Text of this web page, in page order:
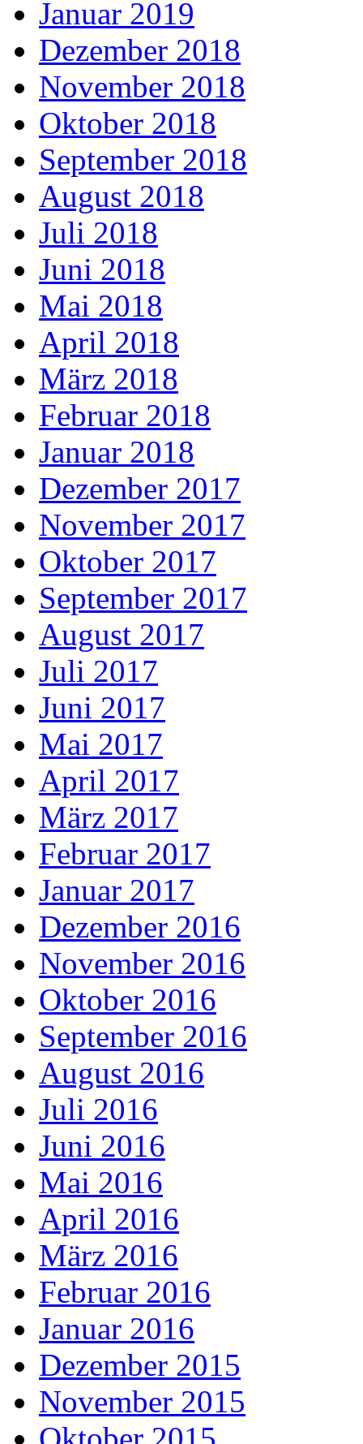
Januar 2019
Dezember 2018
November 2018
Oktober 2018
September 2018
August 2018
Juli 2018
Juni 2018
Mai 2018
April 2018
März 2018
Februar 2018
Januar 2018
Dezember 2017
November 2017
Oktober 2017
September 2017
August 2017
Juli 2017
Juni 2017
Mai 2017
April 2017
März 2017
Februar 2017
Januar 2017
Dezember 2016
November 2016
Oktober 2016
September 2016
August 2016
Juli 2016
Juni 2016
Mai 2016
April 2016
März 2016
Februar 2016
Januar 2016
Dezember 2015
November 2015